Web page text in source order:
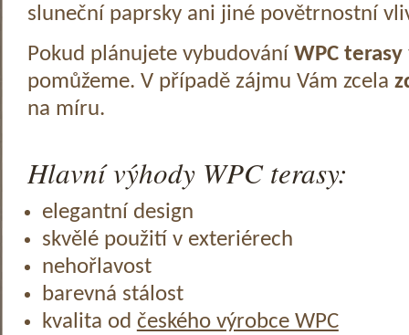
sluneční paprsky ani jiné povětrnostní
Pokud plánujete vybudování WPC terasy
pomůžeme. V případě zájmu Vám zcela
na míru.
Hlavní výhody WPC terasy:
elegantní design
skvělé použití v exteriérech
nehořlavost
barevná stálost
kvalita od českého výrobce WPC